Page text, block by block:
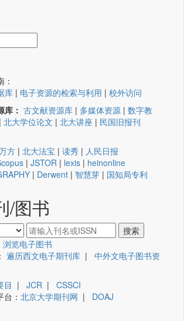
：
库 | 电子资源的检索与利用 | 校外访问
库： 古文献资源库 | 多媒体资源 | 数字教
| 北大学位论文 | 北大讲座 | 民国旧报刊
方 | 北大法宝 | 读秀 | 人民日报
| JSTOR | lexis | heinonline
| Derwent | 智慧芽 | 国知局专利
/图书
浏览电子图书
： 遍历西文电子期刊库 | 中外文电子图书资
目 | JCR | CSSCI
： 北京大学期刊网 | DOAJ